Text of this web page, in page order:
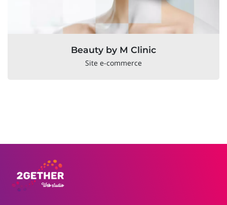
Beauty by M Clinic
Site e-commerce